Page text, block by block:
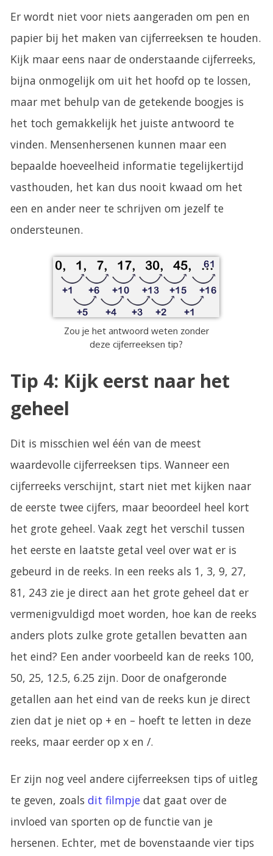
Er wordt niet voor niets aangeraden om pen en
papier bij het maken van cijferreeksen te houden.
Kijk maar eens naar de onderstaande cijferreeks,
bijna onmogelijk om uit het hoofd op te lossen,
maar met behulp van de getekende boogjes is
het toch gemakkelijk het juiste antwoord te
vinden. Mensenhersenen kunnen maar een
bepaalde hoeveelheid informatie tegelijkertijd
vasthouden, het kan dus nooit kwaad om het
een en ander neer te schrijven om jezelf te
ondersteunen.
Zou je het antwoord weten zonder
deze cijferreeksen tip?
Tip 4: Kijk eerst naar het
geheel
Dit is misschien wel één van de meest
waardevolle cijferreeksen tips. Wanneer een
cijferreeks verschijnt, start niet met kijken naar
de eerste twee cijfers, maar beoordeel heel kort
het grote geheel. Vaak zegt het verschil tussen
het eerste en laatste getal veel over wat er is
gebeurd in de reeks. In een reeks als 1, 3, 9, 27,
81, 243 zie je direct aan het grote geheel dat er
vermenigvuldigd moet worden, hoe kan de reeks
anders plots zulke grote getallen bevatten aan
het eind? Een ander voorbeeld kan de reeks 100,
50, 25, 12.5, 6.25 zijn. Door de onafgeronde
getallen aan het eind van de reeks kun je direct
zien dat je niet op + en – hoeft te letten in deze
reeks, maar eerder op x en /.
Er zijn nog veel andere cijferreeksen tips of uitleg
te geven, zoals dit filmpje dat gaat over de
invloed van sporten op de functie van je
hersenen. Echter, met de bovenstaande vier tips